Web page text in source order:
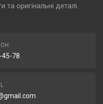
та оригінальні деталі.
45-78